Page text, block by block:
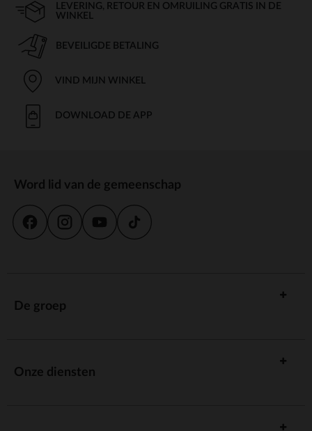
LEVERING, RETOUR EN OMRUILING GRATIS IN DE
WINKEL
BEVEILIGDE BETALING
VIND MIJN WINKEL
DOWNLOAD DE APP
Word lid van de gemeenschap
De groep
Onze diensten